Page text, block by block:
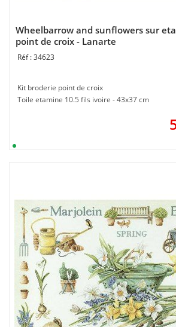
Wheelbarrow and sunflowers sur
point de croix - Lanarte
34623
Kit broderie point de croix
Toile etamine 10.5 fils ivoire - 43x37 cm